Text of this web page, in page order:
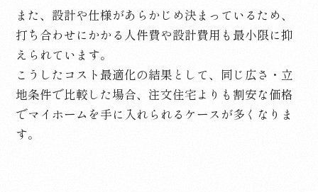
また、設計や仕様があらかじめ決まっているため、
打ち合わせにかかる人件費や設計費用も最小限に抑
えられています。
こうしたコスト最適化の結果として、同じ広さ・立
地条件で比較した場合、注文住宅よりも割安な価格
でマイホームを手に入れられるケースが多くなりま
す。